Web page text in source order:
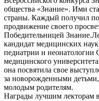
общества «Знание». Ими
страны. Каждый получил
продвижение своего
Победительницей
кандидат медицинских
педиатрии и неонатологии
медицинского
она посвятила свое
за новорожденными
молодым родителям.
Награды лучшим лекторам